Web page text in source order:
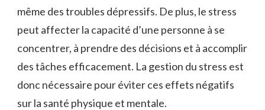
même des troubles dépressifs. De plus, le stress
peut affecter la capacité d’une personne à se
concentrer, à prendre des décisions et à accomplir
des tâches efficacement. La gestion du stress est
donc nécessaire pour éviter ces effets négatifs
sur la santé physique et mentale.